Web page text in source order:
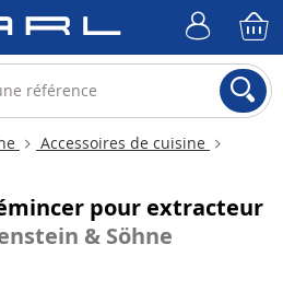
Accessoires de cuisine
pour extracteur
& Söhne